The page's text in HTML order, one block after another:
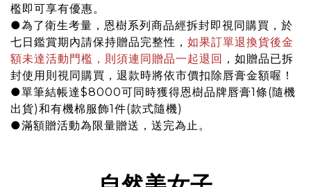
檻即可享有優惠。
●為了衛生考量，恩樹系列商品經拆封即視同購買，於
七日鑑賞期內請保持贈品完整性， 如果訂單退換貨後金
額未達活動門檻，則須連同贈品一起退回 ，如贈品已拆
封使用則視同購買，退款時將依市價扣除唇膏金額喔！
●單筆結帳達$8000可同時獲得恩樹品牌唇膏1條(隨機
出貨)和有機棉服飾1件(款式隨機)
●滿額贈活動為限量贈送，送完為止。